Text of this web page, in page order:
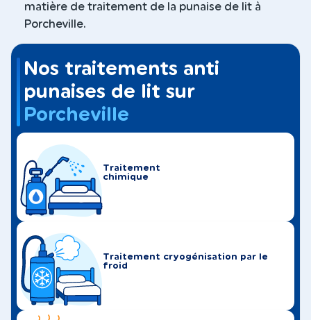
matière de traitement de la punaise de lit à
Porcheville.
Nos traitements anti
punaises de lit sur
Porcheville
Traitement
chimique
Traitement cryogénisation par le
froid